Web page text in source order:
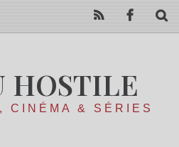
HOSTILE
CINÉMA & SÉRIES
RSS